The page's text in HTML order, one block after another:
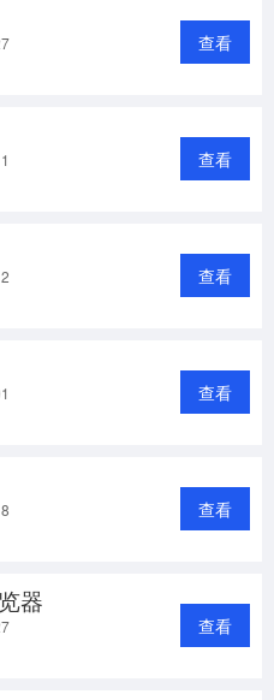
查看
查看
查看
查看
查看
器
查看